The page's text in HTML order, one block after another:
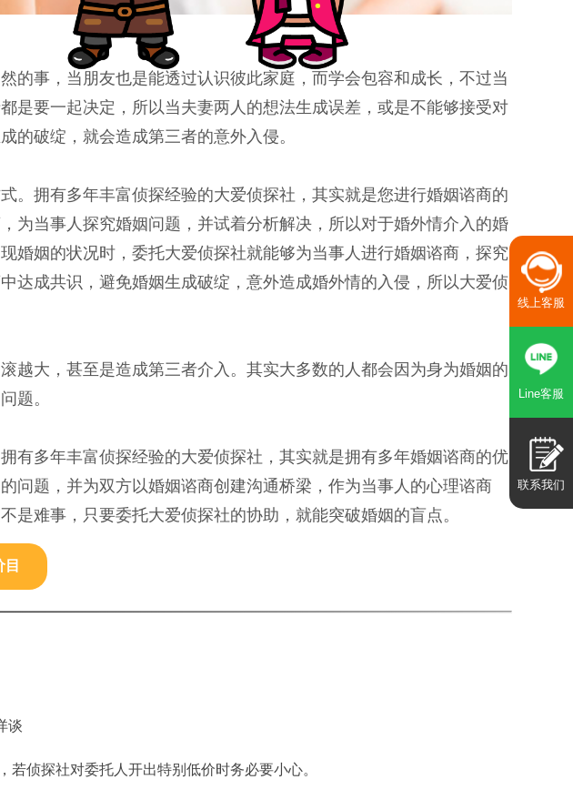
的事，当朋友也是能透过认识彼此家庭，而学会包容和成长，不过当
是要一起决定，所以当夫妻两人的想法生成误差，或是不能够接受对
的破绽，就会造成第三者的意外入侵。
。拥有多年丰富侦探经验的大爱侦探社，其实就是您进行婚姻谘商的
为当事人探究婚姻问题，并试着分析解决，所以对于婚外情介入的婚
婚姻的状况时，委托大爱侦探社就能够为当事人进行婚姻谘商，探究
达成共识，避免婚姻生成破绽，意外造成婚外情的入侵，所以大爱侦
越大，甚至是造成第三者介入。其实大多数的人都会因为身为婚姻的
题。
有多年丰富侦探经验的大爱侦探社，其实就是拥有多年婚姻谘商的优
问题，并为双方以婚姻谘商创建沟通桥梁，作为当事人的心理谘商
难事，只要委托大爱侦探社的协助，就能突破婚姻的盲点。
谈
侦探社对委托人开出特别低价时务必要小心。
线上客服
Line客服
联系我们